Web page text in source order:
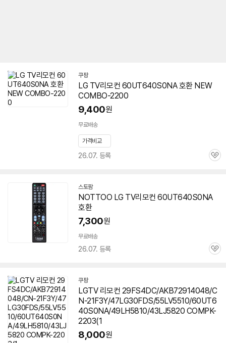
쿠팡
LG TV리모컨 60UT640S0NA호환 NEW
COMBO-2200
9,400원
무료배송
가격비교
26.07. 등록
관
스토팜네
버
이
NOTTOO LG TV리모컨 60UT640S0NA
호환
7,300원
무료배송
26.07. 등록
관
쿠팡
LGTV 리모컨 29FS4DC/AKB72914048/C
N-21F3Y/47LG30FDS/55LV5510/60UT6
40S0NA/49LH5810/43LJ5820 COMPK-
2203(1
8,000원